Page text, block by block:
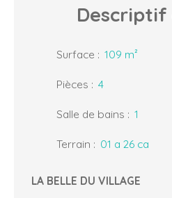
Descriptif
Surface : 109 m²
Pièces : 4
Salle de bains : 1
Terrain : 01 a 26 ca
LA BELLE DU VILLAGE